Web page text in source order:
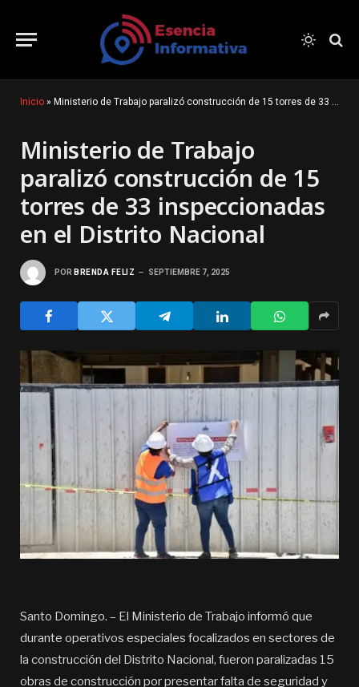
Inicio » Ministerio de Trabajo paralizó construcción de 15 torres de 33 inspeccionadas en el Distrito Nacional
Ministerio de Trabajo
paralizó construcción de 15
torres de 33 inspeccionadas
en el Distrito Nacional
POR BRENDA FELIZ SEPTIEMBRE 7, 2025
Santo Domingo. – El Ministerio de Trabajo informó que
durante operativos especiales focalizados en sectores de
la construcción del Distrito Nacional, fueron paralizadas 15
obras de construcción por presentar falta de seguridad y